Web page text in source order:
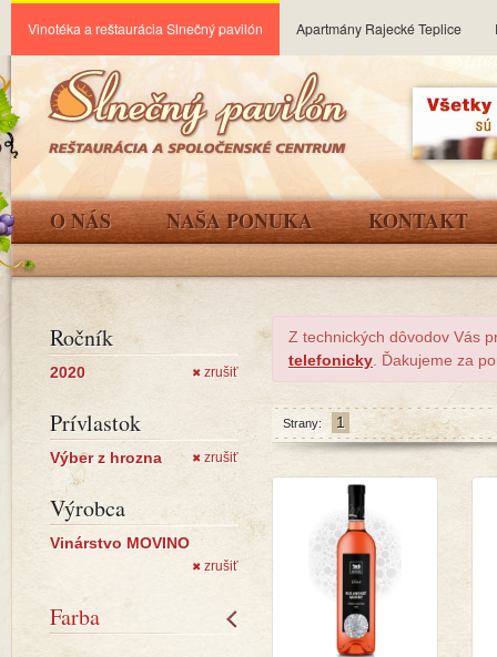
Vinotéka a reštaurácia Slnečný pavilón Apartmány Rajecké Teplice
O NÁS NAŠA PONUKA KONTAKT
Ročník
2020 ✖ zrušiť
Prívlastok
Výber z hrozna ✖ zrušiť
Výrobca
Vinárstvo MOVINO
✖ zrušiť
Farba
Z technických dôvodov Vás
telefonicky . Ďakujeme za
Strany: 1